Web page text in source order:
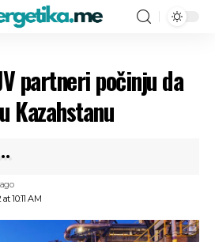
partneri počinju da
Kazahstanu
10:11 AM